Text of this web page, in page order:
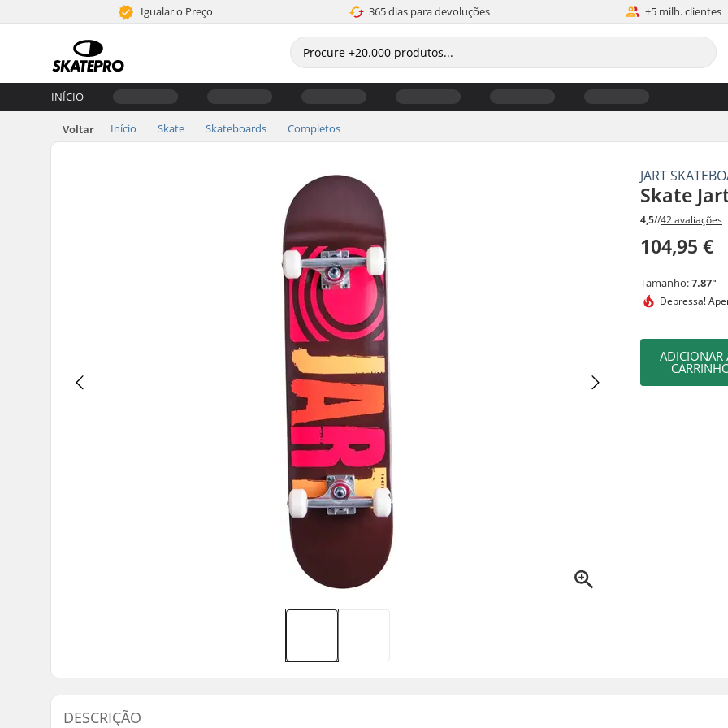
Igualar o Preço 365 dias para devoluções +5 milh. clientes
INÍCIO
Voltar Início Skate Skateboards Completos
JART
Skate
4,5//42 avaliações
104,95 €
Tamanho:7.87"
Depressa!
ADICIONAR
DESCRIÇÃO